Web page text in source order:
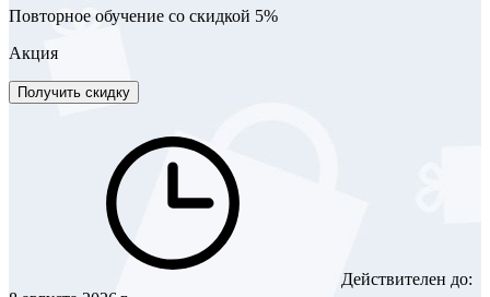
Повторное обучение со скидкой 5%
Акция
Получить скидку
Действителен до: